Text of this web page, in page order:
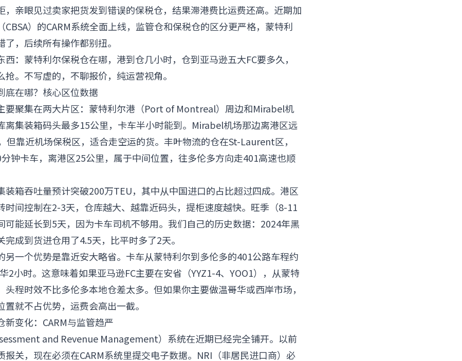
，亲眼见过卖家把货发到错误的保税仓，结果滞港费比运费还高。近期加
CBSA）的CARM系统全面上线，监管仓和保税仓的区分更严格，蒙特利
，后续所有操作都别扭。
西：蒙特利尔保税仓在哪，港到仓几小时，仓到亚马逊五大FC要多久，
抢。不写虚的，不聊报价，纯运营视角。
底在哪？核心区位数据
要聚集在两大片区：蒙特利尔港（Port of Montreal）周边和Mirabel机
离集装箱码头最多15公里，卡车半小时能到。Mirabel机场那边离港区远
但靠近机场保税区，适合走空运的货。丰叶物流的仓在St-Laurent区，
钟卡车，离港区25公里，属于中间位置，往多伦多方向走401高速也顺
装箱吞吐量预计突破200万TEU，其中从中国进口的占比超过四成。港区
时间控制在2-3天，仓库越大、越靠近码头，提柜速度越快。旺季（8-11
可能延长到5天，因为卡车司机不够用。我们自己的历史数据：2024年黑
完成到货进仓用了4.5天，比平时多了2天。
另一个优势是靠近安大略省。卡车从蒙特利尔到多伦多的401公路车程约
2小时。这意味着如果亚马逊FC主要在安省（YYZ1-4、YOO1），从蒙特
头程时效不比多伦多本地仓差太多。但如果你主要做温哥华或西岸市场，
置就不占优势，运费会高出一截。
新变化：CARM与监管趋严
and Revenue Management）系统在近期已经完全铺开。以前
报关，现在必须在CARM系统里提交电子数据。NRI（非居民进口商）必